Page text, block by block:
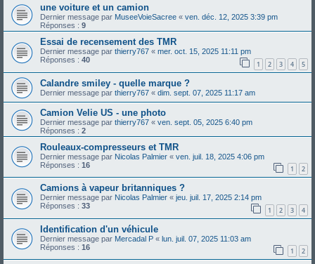
une voiture et un camion
Dernier message par MuseeVoieSacree « ven. déc. 12, 2025 3:39 pm
Réponses : 9
Essai de recensement des TMR
Dernier message par thierry767 « mer. oct. 15, 2025 11:11 pm
Réponses : 40 1 2 3 4 5
Calandre smiley - quelle marque ?
Dernier message par thierry767 « dim. sept. 07, 2025 11:17 am
Camion Velie US - une photo
Dernier message par thierry767 « ven. sept. 05, 2025 6:40 pm
Réponses : 2
Rouleaux-compresseurs et TMR
Dernier message par Nicolas Palmier « ven. juil. 18, 2025 4:06 pm
Réponses : 16 1 2
Camions à vapeur britanniques ?
Dernier message par Nicolas Palmier « jeu. juil. 17, 2025 2:14 pm
Réponses : 33 1 2 3 4
Identification d'un véhicule
Dernier message par Mercadal P « lun. juil. 07, 2025 11:03 am
Réponses : 16 1 2